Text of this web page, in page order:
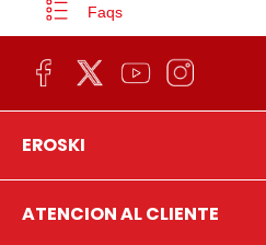
Faqs
EROSKI
ATENCION AL CLIENTE